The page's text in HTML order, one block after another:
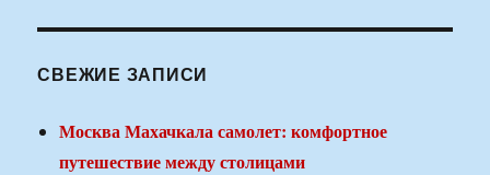
СВЕЖИЕ ЗАПИСИ
Москва Махачкала самолет: комфортное
путешествие между столицами